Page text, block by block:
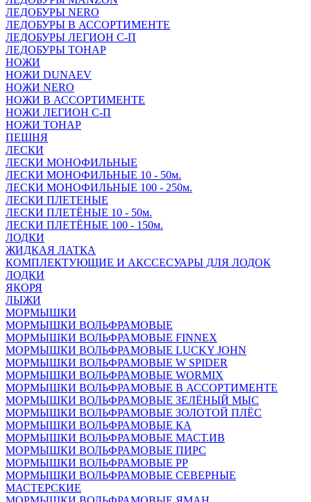
ЛЕДОБУРЫ NERO
ЛЕДОБУРЫ В АССОРТИМЕНТЕ
ЛЕДОБУРЫ ЛЕГИОН С-П
ЛЕДОБУРЫ ТОНАР
НОЖИ
НОЖИ DUNAEV
НОЖИ NERO
НОЖИ В АССОРТИМЕНТЕ
НОЖИ ЛЕГИОН С-П
НОЖИ ТОНАР
ПЕШНЯ
ЛЕСКИ
ЛЕСКИ МОНОФИЛЬНЫЕ
ЛЕСКИ МОНОФИЛЬНЫЕ 10 - 50м.
ЛЕСКИ МОНОФИЛЬНЫЕ 100 - 250м.
ЛЕСКИ ПЛЕТЕНЫЕ
ЛЕСКИ ПЛЕТЁНЫЕ 10 - 50м.
ЛЕСКИ ПЛЕТЁНЫЕ 100 - 150м.
ЛОДКИ
ЖИДКАЯ ЛАТКА
КОМПЛЕКТУЮЩИЕ И АКССЕСУАРЫ ДЛЯ ЛОДОК
ЛОДКИ
ЯКОРЯ
ЛЫЖИ
МОРМЫШКИ
МОРМЫШКИ ВОЛЬФРАМОВЫЕ
МОРМЫШКИ ВОЛЬФРАМОВЫЕ FINNEX
МОРМЫШКИ ВОЛЬФРАМОВЫЕ LUCKY JOHN
МОРМЫШКИ ВОЛЬФРАМОВЫЕ W SPIDER
МОРМЫШКИ ВОЛЬФРАМОВЫЕ WORMIX
МОРМЫШКИ ВОЛЬФРАМОВЫЕ В АССОРТИМЕНТЕ
МОРМЫШКИ ВОЛЬФРАМОВЫЕ ЗЕЛЁНЫЙ МЫС
МОРМЫШКИ ВОЛЬФРАМОВЫЕ ЗОЛОТОЙ ПЛЁС
МОРМЫШКИ ВОЛЬФРАМОВЫЕ КА
МОРМЫШКИ ВОЛЬФРАМОВЫЕ МАСТ.ИВ
МОРМЫШКИ ВОЛЬФРАМОВЫЕ ПИРС
МОРМЫШКИ ВОЛЬФРАМОВЫЕ РР
МОРМЫШКИ ВОЛЬФРАМОВЫЕ СЕВЕРНЫЕ
МАСТЕРСКИЕ